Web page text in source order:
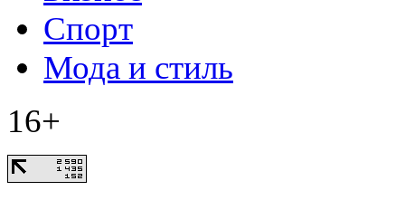
Спорт
Мода и стиль
16+